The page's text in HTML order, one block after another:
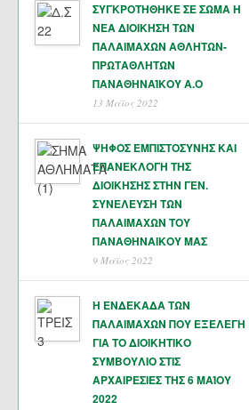
ΣΥΓΚΡΟΤΗΘΗΚΕ ΣΕ ΣΩΜΑ Η
ΝΕΑ ΔΙΟΙΚΗΣΗ ΤΩΝ
ΠΑΛΑΙΜΑΧΩΝ ΑΘΛΗΤΩΝ-
ΠΡΩΤΑΘΛΗΤΩΝ
ΠΑΝΑΘΗΝΑΊΚΟΥ Α.Ο
13 Μάϊος 2022
ΨΗΦΟΣ ΕΜΠΙΣΤΟΣΥΝΗΣ ΚΑΙ
ΕΠΑΝΕΚΛΟΓΗ ΤΗΣ
ΔΙΟΙΚΗΣΗΣ ΣΤΗΝ ΓΕΝ.
ΣΥΝΕΛΕΥΣΗ ΤΩΝ
ΠΑΛΑΙΜΑΧΩΝ ΤΟΥ
ΠΑΝΑΘΗΝΑΙΚΟΥ ΜΑΣ
9 Μάϊος 2022
Η ΕΝΔΕΚΑΔΑ ΤΩΝ
ΠΑΛΑΙΜΑΧΩΝ ΠΟΥ ΕΞΕΛΕΓΗ
ΓΙΑ ΤΟ ΔΙΟΙΚΗΤΙΚΟ
ΣΥΜΒΟΥΛΙΟ ΣΤΙΣ
ΑΡΧΑΙΡΕΣΙΕΣ ΤΗΣ 6 ΜΑΊΟΥ
2022